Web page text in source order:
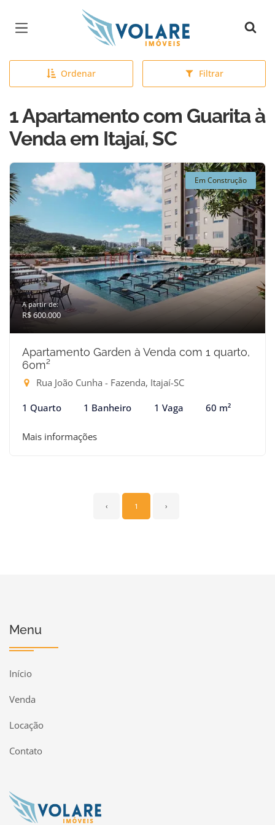
Página inicial
Ordenar Filtrar
1 Apartamento com Guarita à
Venda em Itajaí, SC
Em Construção
A partir de:
R$ 600.000
Apartamento Garden à Venda com 1 quarto,
60m²
Rua João Cunha - Fazenda, Itajaí-SC
1 Quarto 1 Banheiro 1 Vaga 60 m²
Mais informações
‹ 1 ›
Menu
Início
Venda
Locação
Contato
Página inicial